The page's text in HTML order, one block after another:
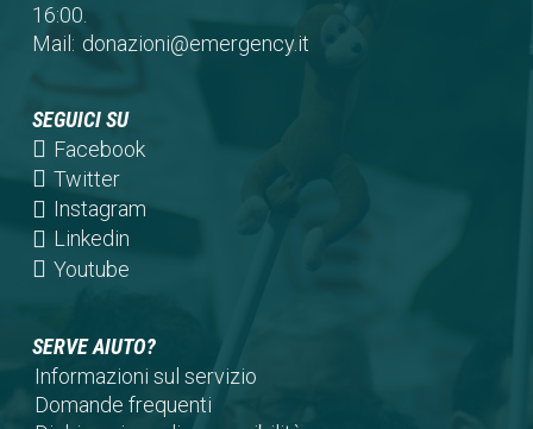
16:00.
Mail: donazioni@emergency.it
SEGUICI SU
Facebook(opens
a
Twitter(opens
in
a
new
Instagram(opens
Linkedin(opens
in
tab)
Youtube(opens
new
tab)
SERVE AIUTO?
Informazioni sul servizio
Domande frequenti